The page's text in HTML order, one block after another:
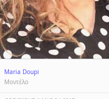
Maria Doupi
Μοντέλο